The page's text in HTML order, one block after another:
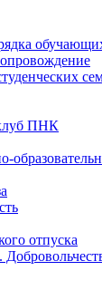
ПНК
отпуска